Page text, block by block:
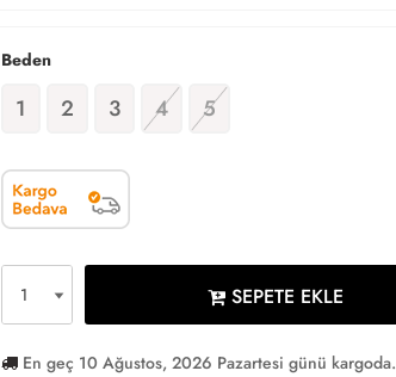
Beden
1 2 3 4 5
SEPETE EKLE
En geç 10 Ağustos, 2026 Pazartesi günü kargoda.